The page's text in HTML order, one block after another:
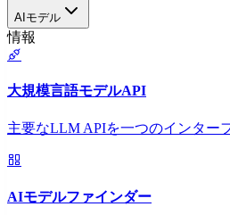
AIモデル
情報
大規模言語モデルAPI
主要なLLM APIを一つのインター
AIモデルファインダー